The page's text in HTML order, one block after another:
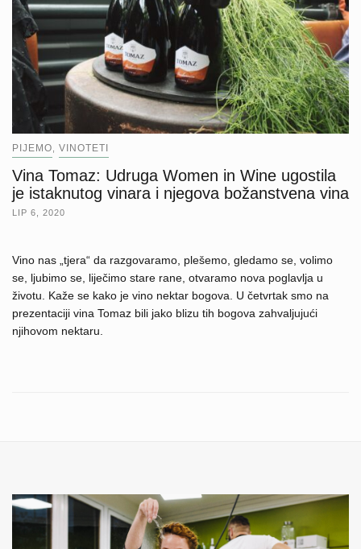
PIJEMO VINOTETI
Vina Tomaz: Udruga Women in Wine ugostila
je istaknutog vinara i njegova božanstvena vina
LIP 6, 2020
Vino nas „tjera“ da razgovaramo, plešemo, gledamo se, volimo
se, ljubimo se, liječimo stare rane, otvaramo nova poglavlja u
životu. Kaže se kako je vino nektar bogova. U četvrtak smo na
prezentaciji vina Tomaz bili jako blizu tih bogova zahvaljujući
njihovom nektaru.